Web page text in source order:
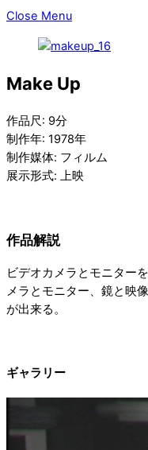
Close Menu
Make Up
作品尺: 9分
制作年: 1978年
制作媒体: フィルム
展示形式: 上映
作品解説
ビデオカメラとモニター
メラとモニター、鏡と映
が出来る。
ギャラリー